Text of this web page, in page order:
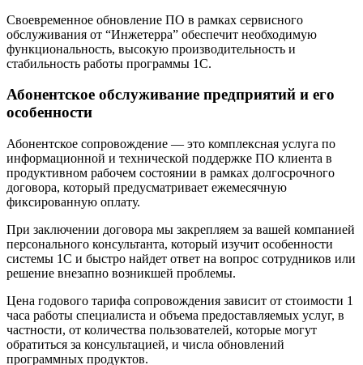
Своевременное обновление ПО в рамках сервисного
обслуживания от “Инжетерра” обеспечит необходимую
функциональность, высокую производительность и
стабильность работы программы 1С.
Абонентское обслуживание предприятий и его
особенности
Абонентское сопровождение — это комплексная услуга по
информационной и технической поддержке ПО клиента в
продуктивном рабочем состоянии в рамках долгосрочного
договора, который предусматривает ежемесячную
фиксированную оплату.
При заключении договора мы закрепляем за вашей компанией
персонального консультанта, который изучит особенности
системы 1С и быстро найдет ответ на вопрос сотрудников или
решение внезапно возникшей проблемы.
Цена годового тарифа сопровождения зависит от стоимости 1
часа работы специалиста и объема предоставляемых услуг, в
частности, от количества пользователей, которые могут
обратиться за консультацией, и числа обновлений
программных продуктов.